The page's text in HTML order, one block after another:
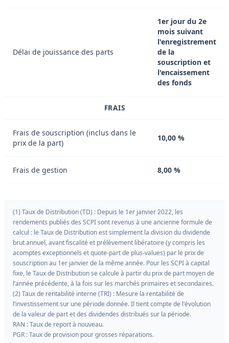
Délai de jouissance des parts
1er jour du 2e
mois suivant
l'enregistrement
de la
souscription et
l'encaissement
des fonds
FRAIS
Frais de souscription (inclus dans le
prix de la part)
10,00 %
Frais de gestion 8,00 %
(1) Taux de Distribution (TD) : Depuis le 1er janvier 2022, les
rendements publiés des SCPI sont revenus à une ancienne formule de
calcul : le Taux de Distribution est simplement la division du dividende
brut annuel, avant fiscalité et prélèvement libératoire (y compris les
acomptes exceptionnels et quote-part de plus-values) par le prix de
souscription au 1er janvier de la même année. Pour les SCPI à capital
fixe, le Taux de Distribution se calcule à partir du prix de part moyen de
l’année précédente, à la fois sur les marchés primaires et secondaires.
(2) Taux de rentabilité interne (TRI) : Mesure la rentabilité de
l’investissement sur une période donnée. Il tient compte de l'évolution
de la valeur de part et des dividendes distribués sur la période.
RAN : Taux de report à nouveau.
PGR : Taux de provision pour grosses réparations.